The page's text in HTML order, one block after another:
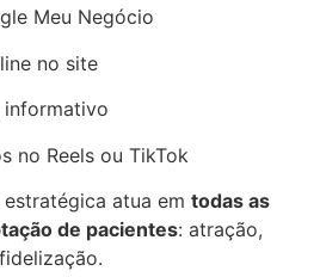
Meu Negócio
no site
informativo
no Reels ou TikTok
atua em todas as
de pacientes: atração,